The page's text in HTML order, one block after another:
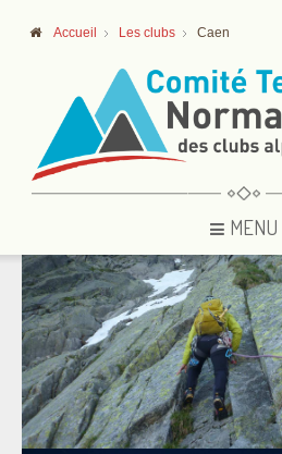
Accueil Les clubs Caen
MENU